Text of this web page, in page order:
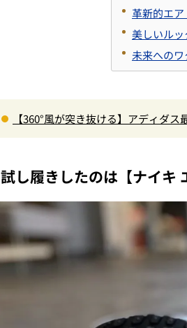
革新的エア
美しいルッ
未来への
【360°風が突き抜ける】アディダ
試し履きしたのは【ナイキ